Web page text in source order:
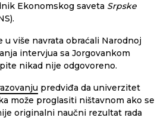
Ekonomskog saveta Srpske
u više navrata obraćali Narodnoj
intervjua sa Jorgovankom
nikad nije odgovoreno.
predviđa da univerzitet
može proglasiti ništavnom ako se
originalni naučni rezultat rada